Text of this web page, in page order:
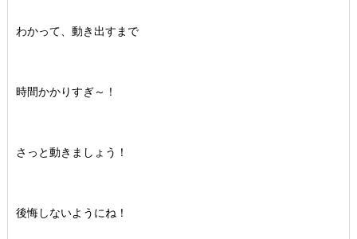
わかって、動き出すまで
時間かかりすぎ～！
さっと動きましょう！
後悔しないようにね！